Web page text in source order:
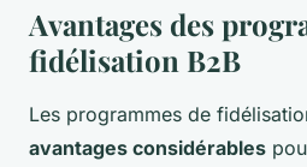
Avantages des
fidélisation B2B
Les programmes de
avantages considérables